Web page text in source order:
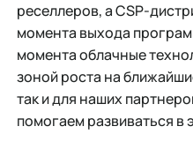
реселлеров, а CSP-
момента выхода
момента облачные
зоной роста на
так и для наших
помогаем развиваться в